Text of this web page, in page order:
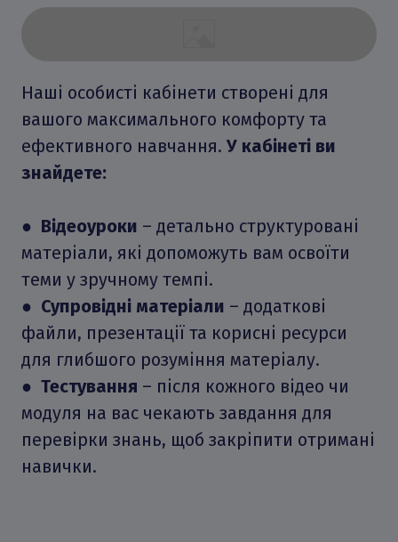
Наші особисті кабінети створені для
вашого максимального комфорту та
ефективного навчання. У кабінеті ви
знайдете:
● Відеоуроки – детально структуровані
матеріали, які допоможуть вам освоїти
теми у зручному темпі.
● Супровідні матеріали – додаткові
файли, презентації та корисні ресурси
для глибшого розуміння матеріалу.
● Тестування – після кожного відео чи
модуля на вас чекають завдання для
перевірки знань, щоб закріпити отримані
навички.